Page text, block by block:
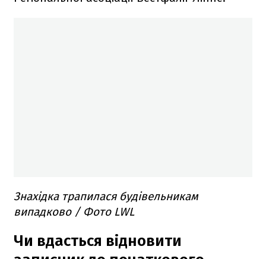
Знахідка трапилася будівельникам
випадково / Фото LWL
Чи вдасться відновити